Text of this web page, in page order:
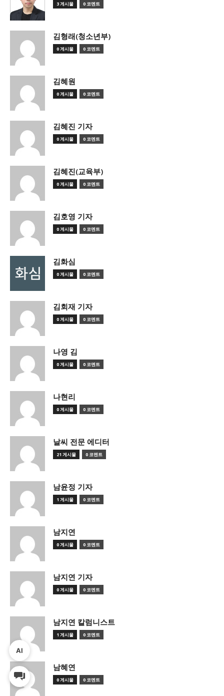
3 게시물 0 코멘트
김형래(청소년부)
0 게시물 0 코멘트
김혜원
0 게시물 0 코멘트
김혜진 기자
0 게시물 0 코멘트
김혜진(교육부)
0 게시물 0 코멘트
김호영 기자
0 게시물 0 코멘트
김화심
0 게시물 0 코멘트
김회재 기자
0 게시물 0 코멘트
나영 김
0 게시물 0 코멘트
나현리
0 게시물 0 코멘트
날씨 전문 에디터
21 게시물 0 코멘트
남윤정 기자
1 게시물 0 코멘트
남지연
0 게시물 0 코멘트
남지연 기자
0 게시물 0 코멘트
남지연 칼럼니스트
1 게시물 0 코멘트
남혜연
0 게시물 0 코멘트
AI